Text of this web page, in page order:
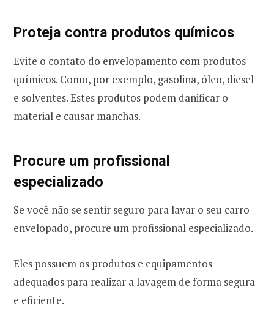
Proteja contra produtos químicos
Evite o contato do envelopamento com produtos
químicos. Como, por exemplo, gasolina, óleo, diesel
e solventes. Estes produtos podem danificar o
material e causar manchas.
Procure um profissional
especializado
Se você não se sentir seguro para lavar o seu carro
envelopado, procure um profissional especializado.
Eles possuem os produtos e equipamentos
adequados para realizar a lavagem de forma segura
e eficiente.